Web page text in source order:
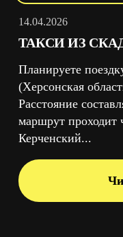
14.04.2026
ТАКСИ ИЗ
Планируете
(Херсонская
Расстояние
маршрут проходит
Керченский...